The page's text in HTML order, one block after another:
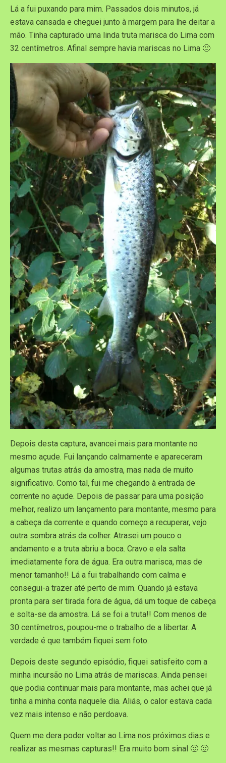
Lá a fui puxando para mim. Passados dois minutos, já
estava cansada e cheguei junto à margem para lhe deitar a
mão. Tinha capturado uma linda truta marisca do Lima com
32 centímetros. Afinal sempre havia mariscas no Lima 🙂
Depois desta captura, avancei mais para montante no
mesmo açude. Fui lançando calmamente e apareceram
algumas trutas atrás da amostra, mas nada de muito
significativo. Como tal, fui me chegando à entrada de
corrente no açude. Depois de passar para uma posição
melhor, realizo um lançamento para montante, mesmo para
a cabeça da corrente e quando começo a recuperar, vejo
outra sombra atrás da colher. Atrasei um pouco o
andamento e a truta abriu a boca. Cravo e ela salta
imediatamente fora de água. Era outra marisca, mas de
menor tamanho!! Lá a fui trabalhando com calma e
consegui-a trazer até perto de mim. Quando já estava
pronta para ser tirada fora de água, dá um toque de cabeça
e solta-se da amostra. Lá se foi a truta!! Com menos de
30 centímetros, poupou-me o trabalho de a libertar. A
verdade é que também fiquei sem foto.
Depois deste segundo episódio, fiquei satisfeito com a
minha incursão no Lima atrás de mariscas. Ainda pensei
que podia continuar mais para montante, mas achei que já
tinha a minha conta naquele dia. Aliás, o calor estava cada
vez mais intenso e não perdoava.
Quem me dera poder voltar ao Lima nos próximos dias e
realizar as mesmas capturas!! Era muito bom sinal 🙂 🙂